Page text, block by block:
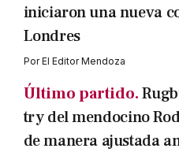
iniciaron una nueva
Londres
PorEl Editor Mendoza
Último partido.
try del mendocino
de manera ajustada